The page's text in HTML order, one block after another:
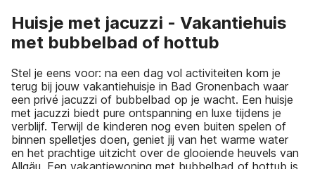
Huisje met jacuzzi - Vakantiehuis
met bubbelbad of hottub
Stel je eens voor: na een dag vol activiteiten kom je
terug bij jouw vakantiehuisje in Bad Gronenbach waar
een privé jacuzzi of bubbelbad op je wacht. Een huisje
met jacuzzi biedt pure ontspanning en luxe tijdens je
verblijf. Terwijl de kinderen nog even buiten spelen of
binnen spelletjes doen, geniet jij van het warme water
en het prachtige uitzicht over de glooiende heuvels van
Allgäu. Een vakantiewoning met bubbelbad of hottub is